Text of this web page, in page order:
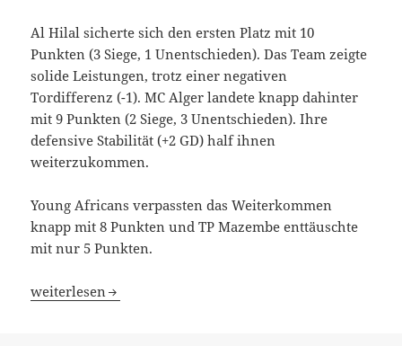
Al Hilal sicherte sich den ersten Platz mit 10
Punkten (3 Siege, 1 Unentschieden). Das Team zeigte
solide Leistungen, trotz einer negativen
Tordifferenz (-1). MC Alger landete knapp dahinter
mit 9 Punkten (2 Siege, 3 Unentschieden). Ihre
defensive Stabilität (+2 GD) half ihnen
weiterzukommen.
Young Africans verpassten das Weiterkommen
knapp mit 8 Punkten und TP Mazembe enttäuschte
mit nur 5 Punkten.
CAF Champions League: Die Entscheidung ist gefallen
weiterlesen